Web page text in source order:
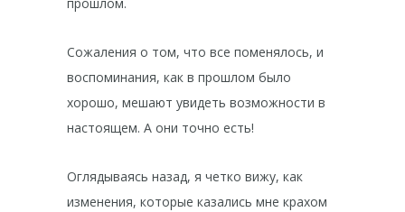
Сожаления о том, что все поменялось, и
воспоминания, как в прошлом было
хорошо, мешают увидеть возможности в
настоящем. А они точно есть!
Оглядываясь назад, я четко вижу, как
изменения, которые казались мне крахом